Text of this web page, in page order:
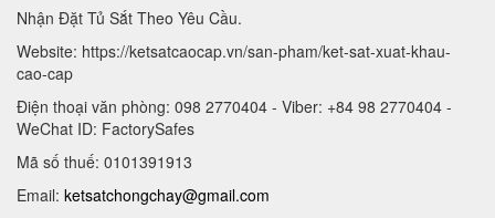
Nhận Đặt Tủ Sắt Theo Yêu Cầu.
Website: https://ketsatcaocap.vn/san-pham/ket-sat-xuat-khau-
cao-cap
Điện thoại văn phòng: 098 2770404 - Viber: +84 98 2770404 -
WeChat ID: FactorySafes
Mã số thuế: 0101391913
Email: ketsatchongchay@gmail.com